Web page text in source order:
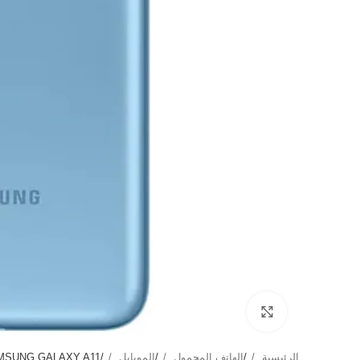
الرئيسية /الهاتف المحمول /الموبايل /
GALAXY A11